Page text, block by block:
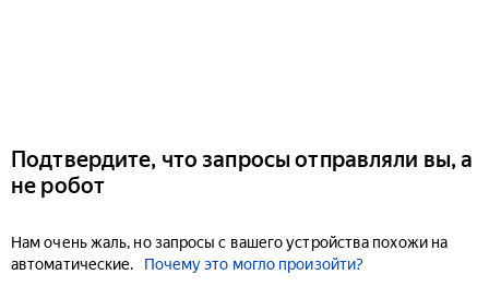
Подтвердите, что запросы отправляли вы, а
не робот
Нам очень жаль, но запросы с вашего устройства похожи на
автоматические.
Почему это могло произойти?